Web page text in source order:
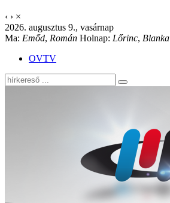
‹ › ×
2026. augusztus 9., vasárnap
Ma: Emőd, Román Holnap: Lőrinc, Blanka
OVTV